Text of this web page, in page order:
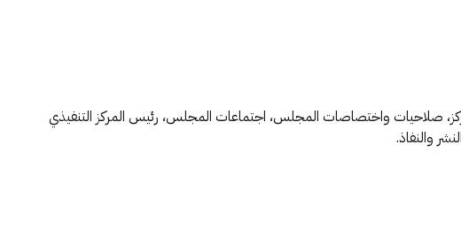
صلاحيات واختصاصات المجلس، اجتماعات المجلس، رئيس المركز التنفيذي
والنفاذ.